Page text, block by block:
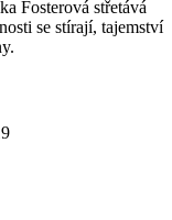
Fosterová střetává
se stírají, tajemství